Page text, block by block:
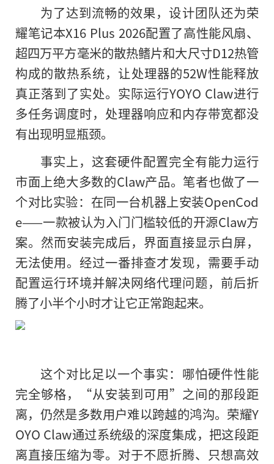
为了达到流畅的效果，设计团队还为荣
耀笔记本X16 Plus 2026配置了高性能风扇、
超四万平方毫米的散热鳍片和大尺寸D12热管
构成的散热系统，让处理器的52W性能释放
真正落到了实处。实际运行YOYO Claw进行
多任务调度时，处理器响应和内存带宽都没
有出现明显瓶颈。
事实上，这套硬件配置完全有能力运行
市面上绝大多数的Claw产品。笔者也做了一
个对比实验：在同一台机器上安装OpenCod
e——一款被认为入门门槛较低的开源Claw方
案。然而安装完成后，界面直接显示白屏，
无法使用。经过一番排查才发现，需要手动
配置运行环境并解决网络代理问题，前后折
腾了小半个小时才让它正常跑起来。
这个对比足以一个事实：哪怕硬件性能
完全够格，“从安装到可用”之间的那段距
离，仍然是多数用户难以跨越的鸿沟。荣耀Y
OYO Claw通过系统级的深度集成，把这段距
离直接压缩为零。对于不愿折腾、只想高效